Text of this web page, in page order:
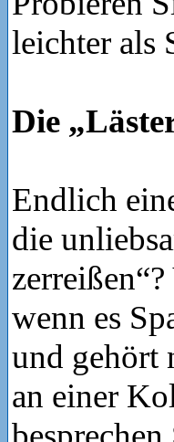
leichter als
Die
Endlich
die
wenn es
und gehört
an einer